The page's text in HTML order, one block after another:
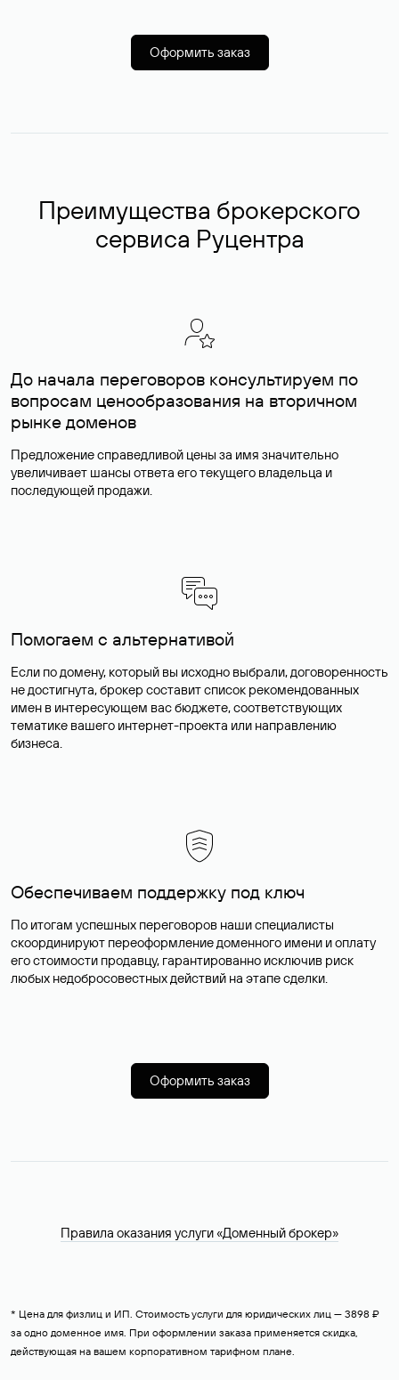
Оформить заказ
Преимущества брокерского
сервиса Руцентра
До начала переговоров консультируем по
вопросам ценообразования на вторичном
рынке доменов
Предложение справедливой цены за имя значительно
увеличивает шансы ответа его текущего владельца и
последующей продажи.
Помогаем с альтернативой
Если по домену, который вы исходно выбрали, договоренность
не достигнута, брокер составит список рекомендованных
имен в интересующем вас бюджете, соответствующих
тематике вашего интернет-проекта или направлению
бизнеса.
Обеспечиваем поддержку под ключ
По итогам успешных переговоров наши специалисты
скоординируют переоформление доменного имени и оплату
его стоимости продавцу, гарантированно исключив риск
любых недобросовестных действий на этапе сделки.
Оформить заказ
Правила оказания услуги «Доменный брокер»
* Цена для физлиц и ИП. Стоимость услуги для юридических лиц — 3898 ₽
за одно доменное имя. При оформлении заказа применяется скидка,
действующая на вашем корпоративном тарифном плане.